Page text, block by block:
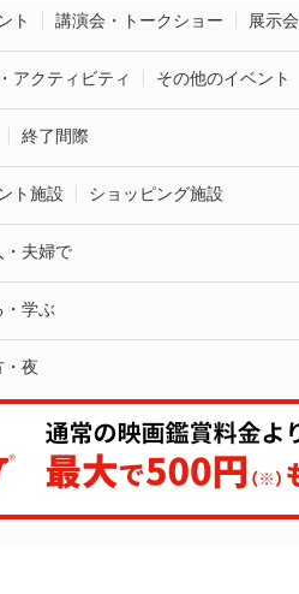
ト 講演会・トークショー 展示会
アクティビティ その他のイベント
終了間際
ト施設 ショッピング施設
・夫婦で
・学ぶ
・夜